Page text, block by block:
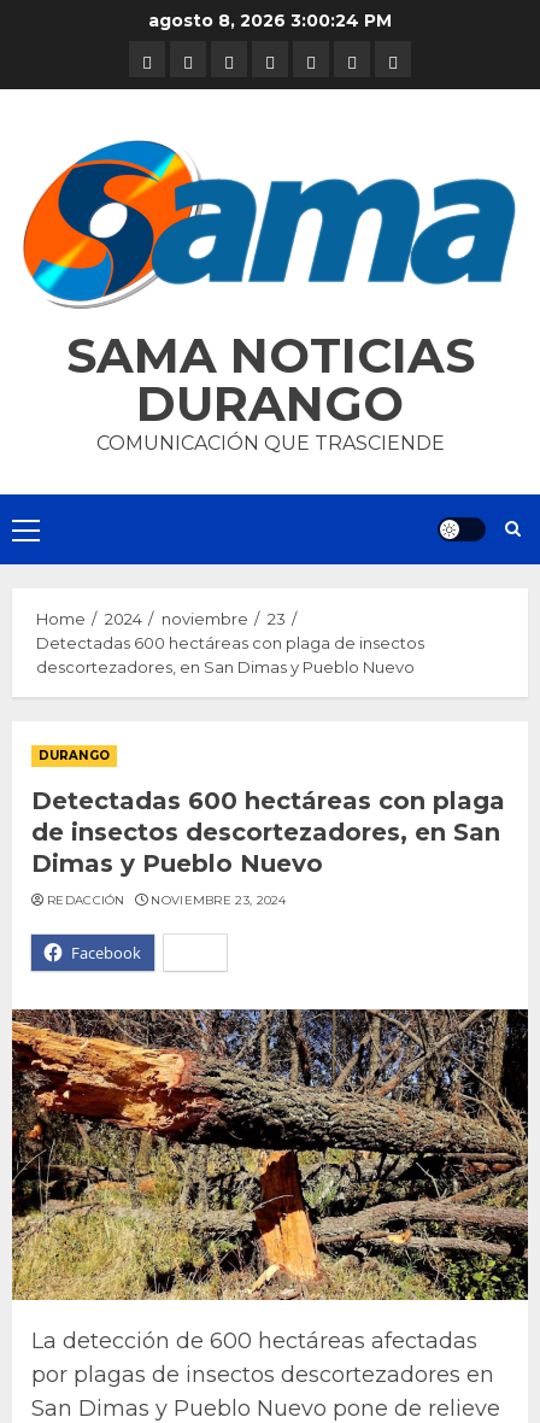
agosto 8, 20263:00:25 PM
DURANGO
NACIONAL
INTERNACIONAL
DEPORTES
ENTRETENIMIENTO
CIENCIA
Y
OPINION
SAMA NOTICIAS
DURANGO
COMUNICACIÓN QUE TRASCIENDE
Primary
Menu
Home 2024 noviembre
23
Detectadas 600 hectáreas con plaga de insectos
descortezadores, en San Dimas y Pueblo Nuevo
DURANGO
Detectadas 600 hectáreas con plaga
de insectos descortezadores, en San
Dimas y Pueblo Nuevo
Facebook
REDACCIÓN NOVIEMBRE 23, 2024
La detección de 600 hectáreas afectadas
por plagas de insectos descortezadores en
San Dimas y Pueblo Nuevo pone de relieve